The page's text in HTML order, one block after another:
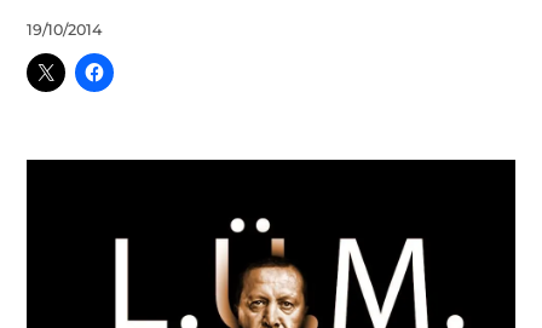
by
Seydahmet
Karamağralı
19/10/2014